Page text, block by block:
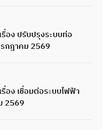
อง ปรับปรุงระบบท่อ
กฎาคม 2569
อง เชื่อมต่อระบบไฟฟ้า
2569